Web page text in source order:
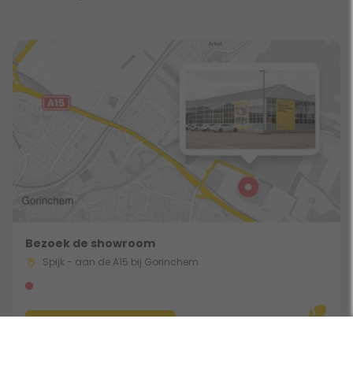
Bezoek de showroom
Spijk - aan de A15 bij Gorinchem